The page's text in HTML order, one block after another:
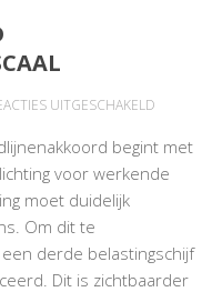
UITGESCHAKELD
FISCAAL
begint met
voor werkende
moet duidelijk
Om dit te
derde belastingschijf
Dit is zichtbaarder